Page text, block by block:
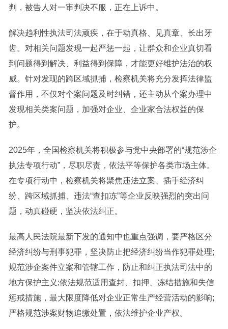
判，被告人对一审判决不服，正在上诉中。
解决趋利性执法司法顽疾，在于动真格、见真章、长出牙
齿。对相关问题发现一起严惩一起，让群众和企业真切看
到问题得到解决、利益得到保障，才能更好维护法治的权
威。针对发现的跨区域抓捕，检察机关将充分发挥法律监
督作用，不仅对个案问题及时纠错，还主动从个案办理中
发现相关类案问题，加强对企业、企业家合法权益的保
护。
2025年，全国检察机关将积极参与党中央部署的“规范涉企
执法专项行动”，尽职尽责，依法平等保护各类市场主体。
在专项行动中，检察机关将聚焦违法立案、插手经济纠
纷、跨区域抓捕、违法“查扣冻”等企业反映强烈的突出问
题，动真碰硬，坚决依法纠正。
最高人民法院最新下发的通知中也重点强调，要严格区分
经济纠纷与刑事犯罪，坚决防止把经济纠纷当作犯罪处理;
规范涉企案件立案和管辖工作，防止和纠正执法司法中的
地方保护主义;依法规范适用查封、扣押、冻结措施和失信
惩戒措施，最大限度降低对企业正常生产经营活动的影响;
严格规范涉案财物追缴处置，依法维护企业产权。